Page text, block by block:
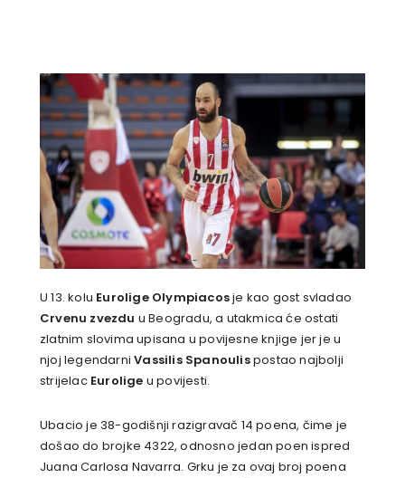
U 13. kolu Eurolige Olympiacosje kao gost svladao
Crvenu zvezdu u Beogradu, a utakmica će ostati
zlatnim slovima upisana u povijesne knjige jer je u
njoj legendarniVassilis Spanoulispostao najbolji
strijelac Eurolige u povijesti.
Ubacio je 38-godišnji razigravač 14 poena, čime je
došao do brojke 4322, odnosno jedan poen ispred
Juana Carlosa Navarra. Grku je za ovaj broj poena